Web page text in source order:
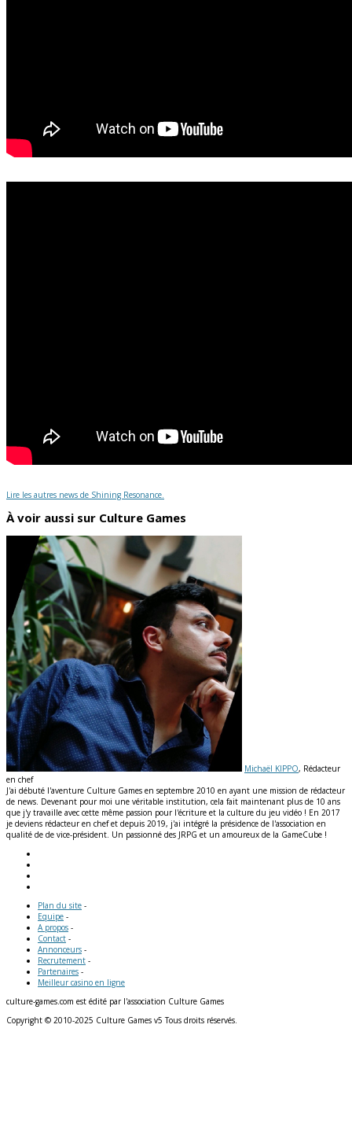
Lire les autres news de Shining Resonance.
À voir aussi sur Culture Games
Michaël KIPPO, Rédacteur
en chef
J'ai débuté l'aventure Culture Games en septembre 2010 en ayant une mission de rédacteur
de news. Devenant pour moi une véritable institution, cela fait maintenant plus de 10 ans
que j'y travaille avec cette même passion pour l'écriture et la culture du jeu vidéo ! En 2017
je deviens rédacteur en chef et depuis 2019, j'ai intégré la présidence de l'association en
qualité de de vice-président. Un passionné des JRPG et un amoureux de la GameCube !
Plan du site -
Equipe -
A propos -
Contact -
Annonceurs -
Recrutement -
Partenaires -
Meilleur casino en ligne
culture-games.com est édité par l'association Culture Games
Copyright © 2010-2025 Culture Games v5 Tous droits réservés.